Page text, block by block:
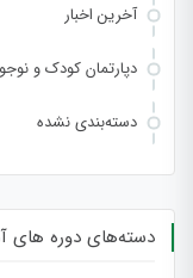
آخرین اخبار
دپارتمان کودک و
دسته‌بندی نشده
دسته‌های دوره های